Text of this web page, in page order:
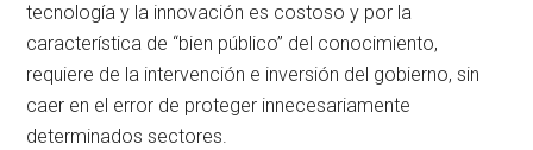
tecnología y la innovación es costoso y por la
característica de “bien público” del conocimiento,
requiere de la intervención e inversión del gobierno, sin
caer en el error de proteger innecesariamente
determinados sectores.